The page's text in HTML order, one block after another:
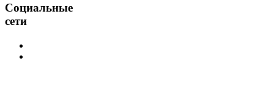
Социальные
сети